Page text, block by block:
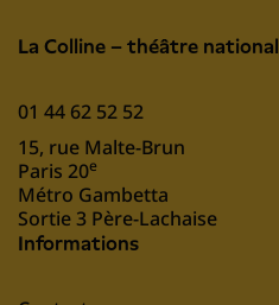
La Colline – théâtre national
01 44 62 52 52
15, rue Malte-Brun
Paris 20e
Métro Gambetta
Sortie 3 Père-Lachaise
Informations